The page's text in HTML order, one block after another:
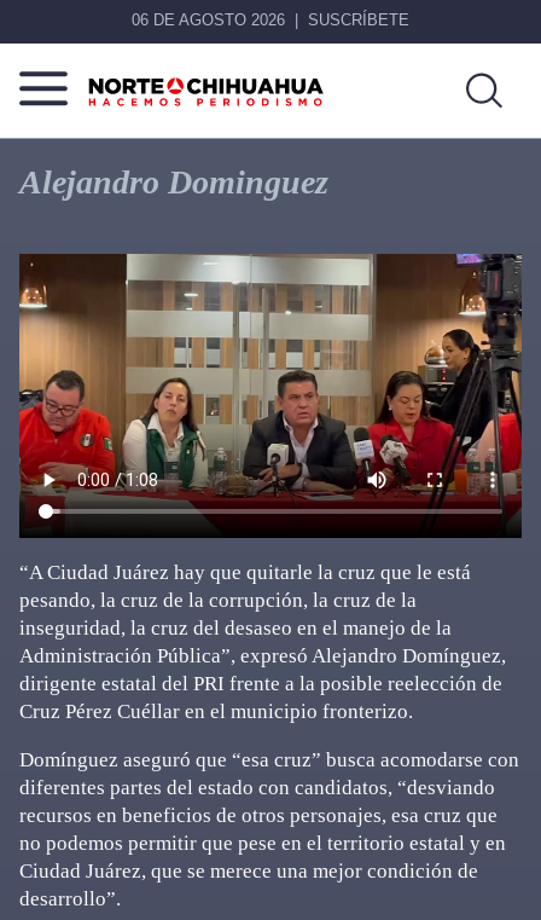
06 DE AGOSTO 2026 SUSCRÍBETE
Norte
Chihuahua
Más
que
noticias,
Alejandro Dominguez
“A Ciudad Juárez hay que quitarle la cruz que le está
pesando, la cruz de la corrupción, la cruz de la
inseguridad, la cruz del desaseo en el manejo de la
Administración Pública”, expresó Alejandro Domínguez,
dirigente estatal del PRI frente a la posible reelección de
Cruz Pérez Cuéllar en el municipio fronterizo.
Domínguez aseguró que “esa cruz” busca acomodarse con
diferentes partes del estado con candidatos, “desviando
recursos en beneficios de otros personajes, esa cruz que
no podemos permitir que pese en el territorio estatal y en
Ciudad Juárez, que se merece una mejor condición de
desarrollo”.